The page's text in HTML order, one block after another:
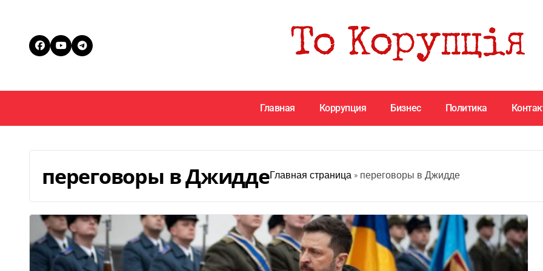
Главная Коррупция Бизнес Политика
переговоры в ДжиддеГлавная страница» переговоры в Джидде